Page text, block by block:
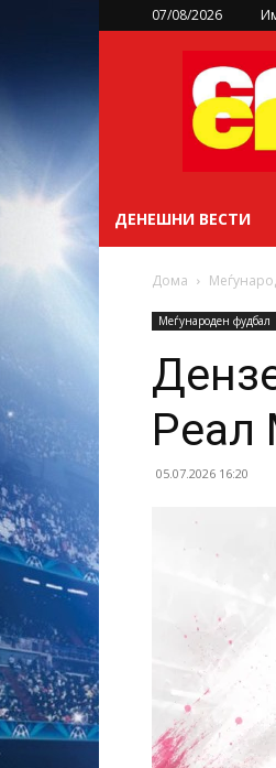
07/08/2026
ДЕНЕШНИ ВЕСТИ
Дома
Меѓународен фудбал
Реал
05.07.2026 16:20